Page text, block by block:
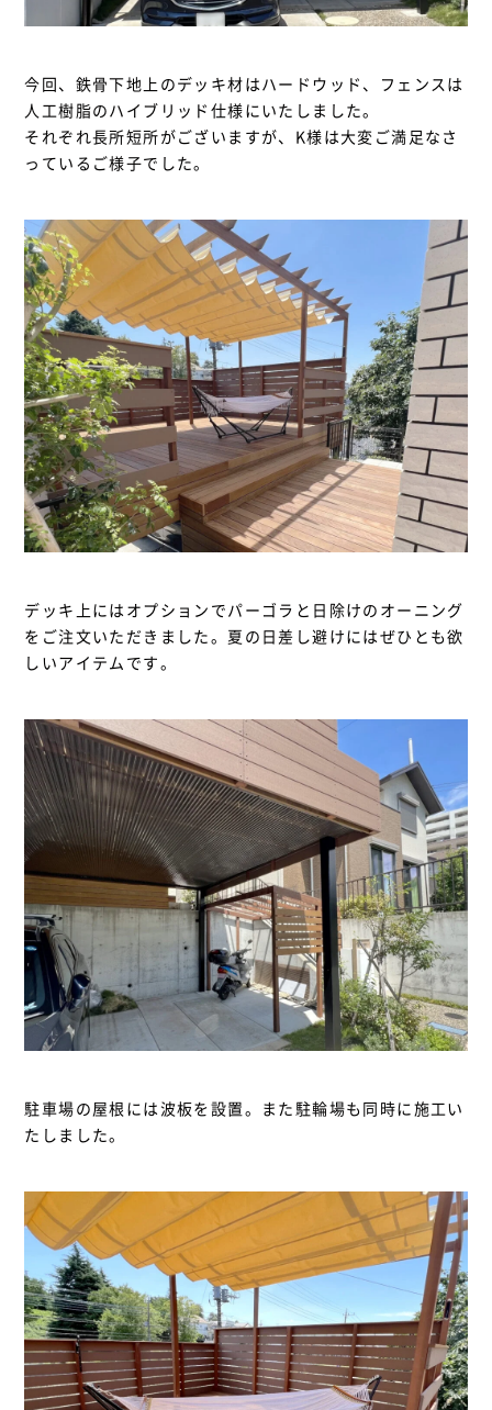
今回、鉄骨下地上のデッキ材はハードウッド、フェンスは
人工樹脂のハイブリッド仕様にいたしました。
それぞれ長所短所がございますが、K様は大変ご満足なさ
っているご様子でした。
デッキ上にはオプションでパーゴラと日除けのオーニング
をご注文いただきました。夏の日差し避けにはぜひとも欲
しいアイテムです。
駐車場の屋根には波板を設置。また駐輪場も同時に施工い
たしました。